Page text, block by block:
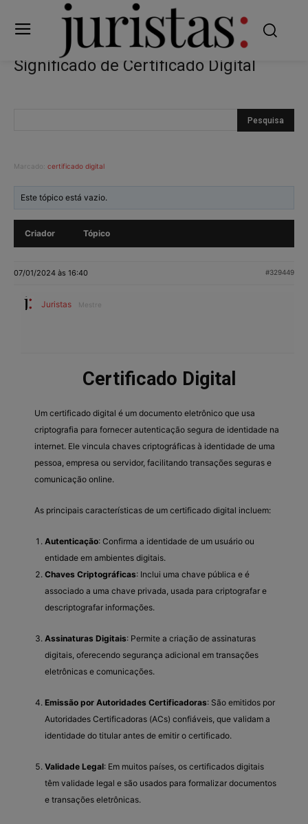
Significado de Certificado Digital
Marcado: certificado digital
Este tópico está vazio.
Criador Tópico
07/01/2024 às 16:40 #329449
Juristas Mestre
Certificado Digital
Um certificado digital é um documento eletrônico que usa
criptografia para fornecer autenticação segura de identidade na
internet. Ele vincula chaves criptográficas à identidade de uma
pessoa, empresa ou servidor, facilitando transações seguras e
comunicação online.
As principais características de um certificado digital incluem:
Autenticação: Confirma a identidade de um usuário ou
entidade em ambientes digitais.
Chaves Criptográficas: Inclui uma chave pública e é
associado a uma chave privada, usada para criptografar e
descriptografar informações.
Assinaturas Digitais: Permite a criação de assinaturas
digitais, oferecendo segurança adicional em transações
eletrônicas e comunicações.
Emissão por Autoridades Certificadoras: São emitidos por
Autoridades Certificadoras (ACs) confiáveis, que validam a
identidade do titular antes de emitir o certificado.
Validade Legal: Em muitos países, os certificados digitais
têm validade legal e são usados para formalizar documentos
e transações eletrônicas.